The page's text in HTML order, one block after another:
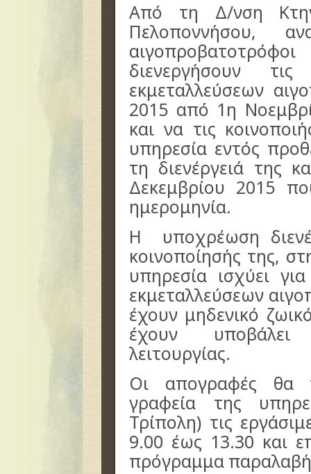
Από τη Δ/νση
Πελοποννήσου,
διενεργήσουν
εκμεταλλεύσεων
2015 από 1η
και να τις
υπηρεσία εντός
τη διενέργειά της
Δεκεμβρίου 2015
ημερομηνία.
Η υποχρέωση
κοινοποίησής της,
υπηρεσία ισχύει
εκμεταλλεύσεων
έχουν μηδενικό
έχουν
λειτουργίας.
Οι απογραφές θα
γραφεία της
Τρίπολη) τις
9.00 έως 13.30 και
πρόγραμμα